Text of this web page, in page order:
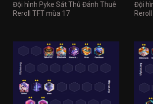
Đội hình Pyke Sát Thủ Đánh Thuê
Reroll TFT mùa 17
Đội